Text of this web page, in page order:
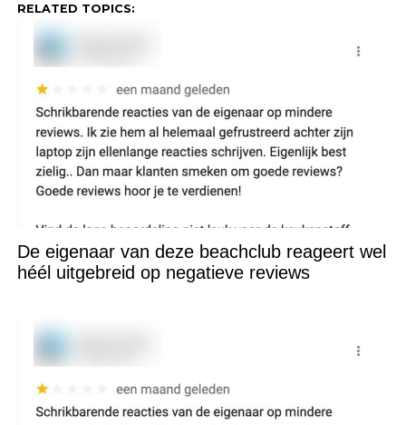
RELATED TOPICS:
De eigenaar van deze beachclub reageert wel
héél uitgebreid op negatieve reviews